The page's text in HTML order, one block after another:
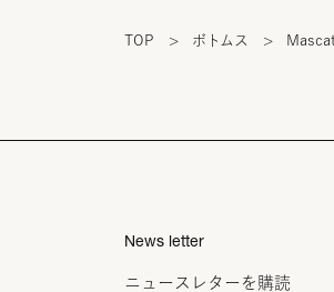
TOP > ボトムス >
News letter
ニュースレターを購読